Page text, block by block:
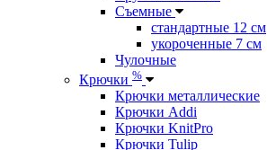
Съемные
стандартные 12 см
укороченные 7 см
Чулочные
Крючки %
Крючки металлические
Крючки Addi
Крючки KnitPro
Крючки Tulip